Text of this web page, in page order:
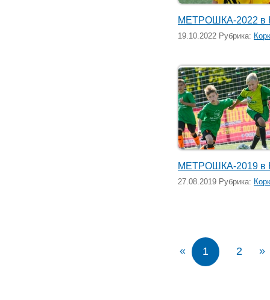
МЕТРОШКА-2022 в
19.10.2022 Рубрика:
МЕТРОШКА-2019 в
27.08.2019 Рубрика:
« 1 2 »